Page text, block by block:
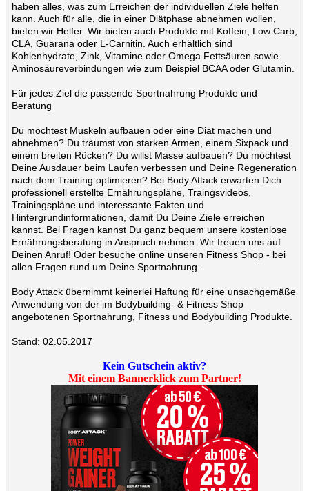
haben alles, was zum Erreichen der individuellen Ziele helfen
kann. Auch für alle, die in einer Diätphase abnehmen wollen,
bieten wir Helfer. Wir bieten auch Produkte mit Koffein, Low Carb,
CLA, Guarana oder L-Carnitin. Auch erhältlich sind
Kohlenhydrate, Zink, Vitamine oder Omega Fettsäuren sowie
Aminosäureverbindungen wie zum Beispiel BCAA oder Glutamin.
Für jedes Ziel die passende Sportnahrung Produkte und
Beratung
Du möchtest Muskeln aufbauen oder eine Diät machen und
abnehmen? Du träumst von starken Armen, einem Sixpack und
einem breiten Rücken? Du willst Masse aufbauen? Du möchtest
Deine Ausdauer beim Laufen verbessen und Deine Regeneration
nach dem Training optimieren? Bei Body Attack erwarten Dich
professionell erstellte Ernährungspläne, Traingsvideos,
Trainingspläne und interessante Fakten und
Hintergrundinformationen, damit Du Deine Ziele erreichen
kannst. Bei Fragen kannst Du ganz bequem unsere kostenlose
Ernährungsberatung in Anspruch nehmen. Wir freuen uns auf
Deinen Anruf! Oder besuche online unseren Fitness Shop - bei
allen Fragen rund um Deine Sportnahrung.
Body Attack übernimmt keinerlei Haftung für eine unsachgemäße
Anwendung von der im Bodybuilding- & Fitness Shop
angebotenen Sportnahrung, Fitness und Bodybuilding Produkte.
Stand: 02.05.2017
Kein Gutschein aktiv?
Mit einem Bannerklick zum Partner!